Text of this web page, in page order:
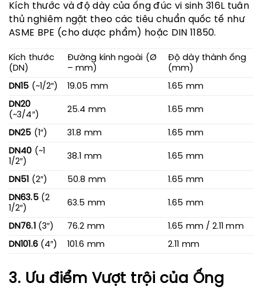
Kích thước và độ dày của ống đúc vi sinh 316L tuân
thủ nghiêm ngặt theo các tiêu chuẩn quốc tế như
ASME BPE (cho dược phẩm) hoặc DIN 11850.
Kích thước
(DN)
Đường kính ngoài (Ø
– mm)
Độ dày thành ống
(mm)
DN15 (~1/2″) 19.05 mm
1.65 mm
DN20
(~3/4″)
25.4 mm 1.65 mm
DN25 (1″) 31.8 mm
1.65 mm
DN40 (~1
1/2″)
38.1 mm 1.65 mm
DN51 (2″) 50.8 mm
1.65 mm
DN63.5(2
1/2″)
63.5 mm 1.65 mm
DN76.1 (3″) 76.2 mm
1.65 mm / 2.11 mm
DN101.6(4″) 101.6 mm 2.11 mm
3. Ưu điểm Vượt trội của Ống